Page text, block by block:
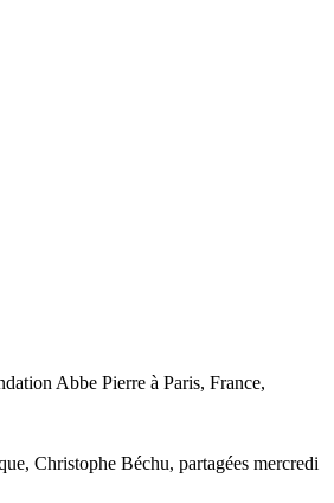
Abbe Pierre à Paris, France,
Christophe Béchu, partagées mercredi